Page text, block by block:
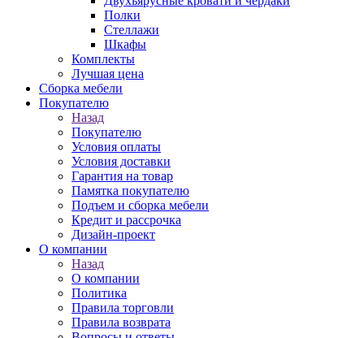
Полки
Стеллажи
Шкафы
Комплекты
Лучшая цена
Сборка мебели
Покупателю
Назад
Покупателю
Условия оплаты
Условия доставки
Гарантия на товар
Памятка покупателю
Подъем и сборка мебели
Кредит и рассрочка
Дизайн-проект
О компании
Назад
О компании
Политика
Правила торговли
Правила возврата